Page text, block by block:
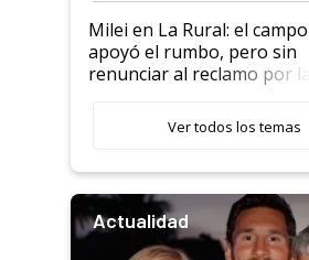
Milei en La Rural: el campo
apoyó el rumbo, pero sin
renunciar al reclamo por las
Ver todos los temas
Actualidad